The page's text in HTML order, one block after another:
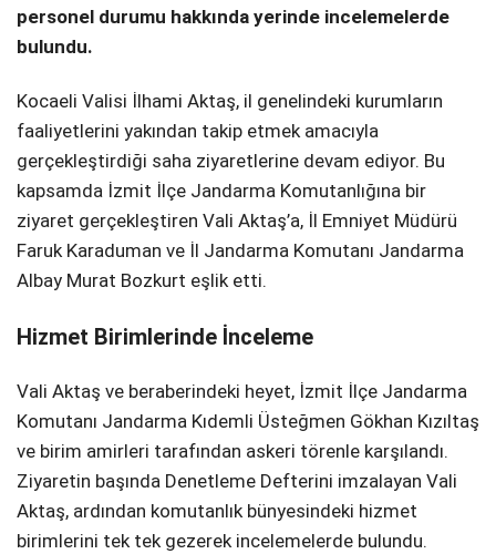
Instagram
Youtube
personel durumu hakkında yerinde incelemelerde
bulundu.
Kocaeli Valisi İlhami Aktaş, il genelindeki kurumların
faaliyetlerini yakından takip etmek amacıyla
gerçekleştirdiği saha ziyaretlerine devam ediyor. Bu
kapsamda İzmit İlçe Jandarma Komutanlığına bir
ziyaret gerçekleştiren Vali Aktaş’a, İl Emniyet Müdürü
Faruk Karaduman ve İl Jandarma Komutanı Jandarma
Albay Murat Bozkurt eşlik etti.
Hizmet Birimlerinde İnceleme
Vali Aktaş ve beraberindeki heyet, İzmit İlçe Jandarma
Komutanı Jandarma Kıdemli Üsteğmen Gökhan Kızıltaş
ve birim amirleri tarafından askeri törenle karşılandı.
Ziyaretin başında Denetleme Defterini imzalayan Vali
Aktaş, ardından komutanlık bünyesindeki hizmet
birimlerini tek tek gezerek incelemelerde bulundu.